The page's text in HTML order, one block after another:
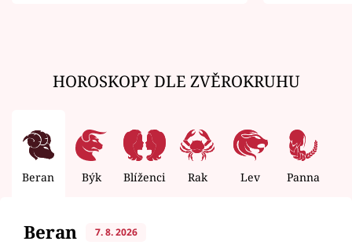
HOROSKOPY DLE ZVĚROKRUHU
Beran Býk Blíženci Rak Lev Panna
Beran 7. 8. 2026